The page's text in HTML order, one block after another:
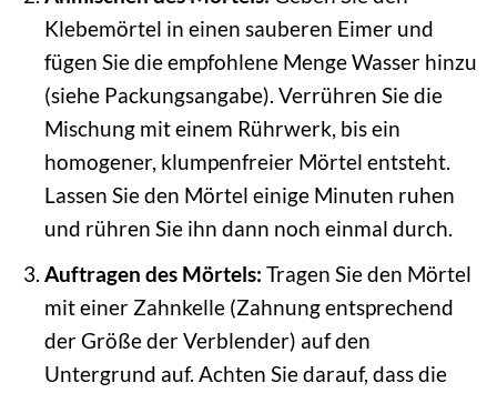
Klebemörtel in einen sauberen Eimer und
fügen Sie die empfohlene Menge Wasser hinzu
(siehe Packungsangabe). Verrühren Sie die
Mischung mit einem Rührwerk, bis ein
homogener, klumpenfreier Mörtel entsteht.
Lassen Sie den Mörtel einige Minuten ruhen
und rühren Sie ihn dann noch einmal durch.
Auftragen des Mörtels: Tragen Sie den Mörtel
mit einer Zahnkelle (Zahnung entsprechend
der Größe der Verblender) auf den
Untergrund auf. Achten Sie darauf, dass die